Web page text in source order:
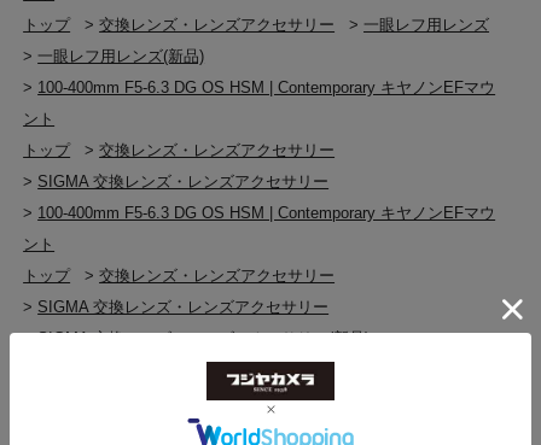
トップ
>交換レンズ・レンズアクセサリー >一眼レフ用レンズ
>一眼レフ用レンズ(新品)
> 100-400mm F5-6.3 DG OS HSM | Contemporary キヤノンEFマウ
ント
トップ
>交換レンズ・レンズアクセサリー
> SIGMA 交換レンズ・レンズアクセサリー
> 100-400mm F5-6.3 DG OS HSM | Contemporary キヤノンEFマウ
ント
トップ
>交換レンズ・レンズアクセサリー
> SIGMA 交換レンズ・レンズアクセサリー
>SIGMA 交換レンズ・レンズアクセサリー(新品)
100-400mm F5-6.3 DG OS HSM | Contemporary キヤノンEFマウ
交換レンズ・レンズアクセサリー